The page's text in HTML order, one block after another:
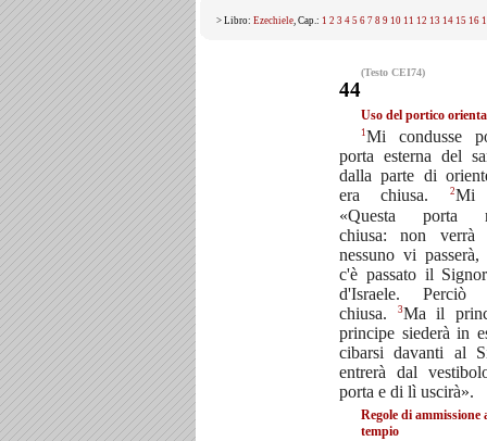
> Libro: Ezechiele, Cap.: 1 2 3 4 5 6 7 8 9 10 11 12 13 14 15 16
(Testo CEI74)
44
Uso del portico
1Mi condusse
porta esterna del
dalla parte di
era chiusa.
2Mi
«Questa porta
chiusa: non verrà
nessuno vi passerà,
c'è passato il
d'Israele. Perciò
chiusa.
3Ma il
principe siederà in
cibarsi davanti al
entrerà dal
porta e di lì uscirà».
Regole di ammissione
tempio